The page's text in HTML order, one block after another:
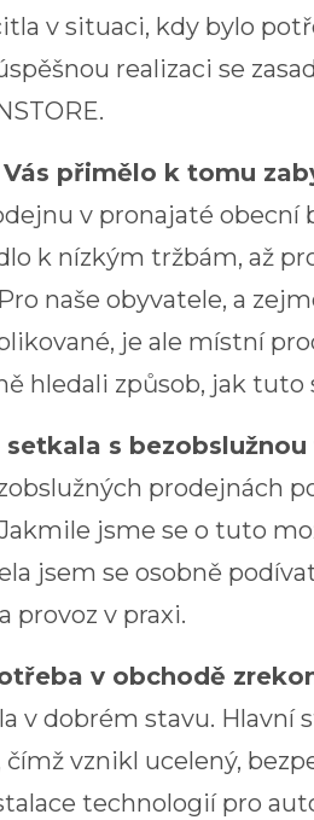
v situaci, kdy bylo
realizaci se
přimělo k tomu
v pronajaté obecní
k nízkým tržbám, až
naše obyvatele, a
je ale místní
hledali způsob, jak tuto
setkala s
prodejnách
jsme se o tuto
jsem se osobně
provoz v praxi.
v obchodě
v dobrém stavu. Hlavní
vznikl ucelený,
technologií pro